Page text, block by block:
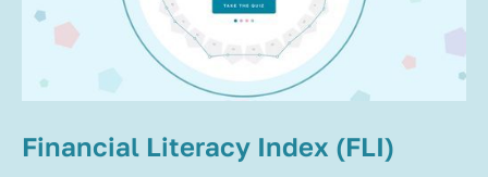
Financial Literacy Index (FLI)